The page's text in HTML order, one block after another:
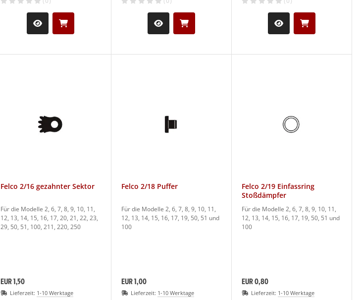
Felco 2/16 gezahnter Sektor
Für die Modelle 2, 6, 7, 8, 9, 10, 11,
12, 13, 14, 15, 16, 17, 20, 21, 22, 23,
29, 50, 51, 100, 211, 220, 250
EUR 1,50
Lieferzeit: 1-10 Werktage
Felco 2/18 Puffer
Für die Modelle 2, 6, 7, 8, 9, 10, 11,
12, 13, 14, 15, 16, 17, 19, 50, 51 und
100
EUR 1,00
Lieferzeit: 1-10 Werktage
Felco 2/19 Einfassring
Stoßdämpfer
Für die Modelle 2, 6, 7, 8, 9, 10, 11,
12, 13, 14, 15, 16, 17, 19, 50, 51 und
100
EUR 0,80
Lieferzeit: 1-10 Werktage